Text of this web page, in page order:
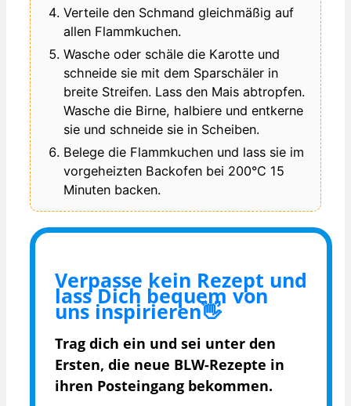
Verteile den Schmand gleichmäßig auf
allen Flammkuchen.
Wasche oder schäle die Karotte und
schneide sie mit dem Sparschäler in
breite Streifen. Lass den Mais abtropfen.
Wasche die Birne, halbiere und entkerne
sie und schneide sie in Scheiben.
Belege die Flammkuchen und lass sie im
vorgeheizten Backofen bei 200°C 15
Minuten backen.
Verpasse kein Rezept und
lass Dich bequem von
uns inspirieren👋
Trag dich ein und sei unter den
Ersten, die neue BLW-Rezepte in
ihren Posteingang bekommen.